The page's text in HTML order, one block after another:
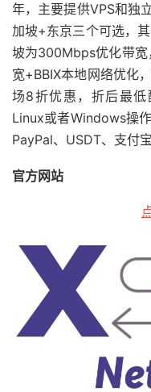
年，主要提供VPS和独
加坡+东京三个可选，
坡为300Mbps优化带
宽+BBIX本地网络优化
场8折优惠，折后最
Linux或者Windows操
PayPal、USDT、支付
官方网站